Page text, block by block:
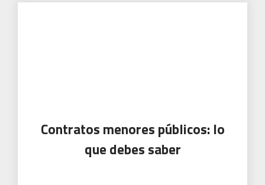
Contratos menores públicos: lo
que debes saber